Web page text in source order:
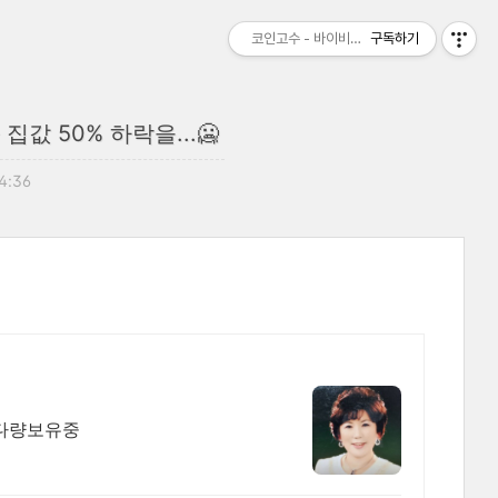
값 50% 하락을...🥶
매물 다량보유중
코인고수 - 바이비트 비트맥스 수수료 할인
구독하기